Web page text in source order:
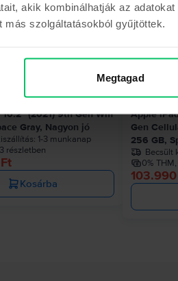
akik kombinálhatják az
szolgáltatásokból gyűjtöttek.
Megtagad
(2021) 9th Gen Wifi
Gray, Nagyon jó
1-3 munkanap
részletben
Kosárba
Apple
Gen
256 GB,
Becsült
0%